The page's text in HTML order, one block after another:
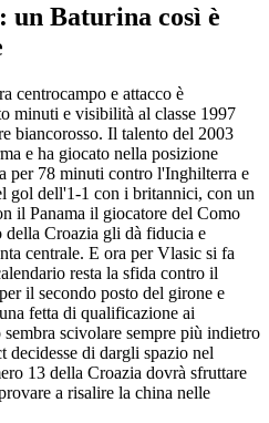
un Baturina così è
centrocampo e attacco è
minuti e visibilità al classe 1997
biancorosso. Il talento del 2003
e ha giocato nella posizione
per 78 minuti contro l'Inghilterra e
gol dell'1-1 con i britannici, con un
il Panama il giocatore del Como
della Croazia gli dà fiducia e
centrale. E ora per Vlasic si fa
resta la sfida contro il
il secondo posto del girone e
fetta di qualificazione ai
scivolare sempre più indietro
di dargli spazio nel
13 della Croazia dovrà sfruttare
a risalire la china nelle